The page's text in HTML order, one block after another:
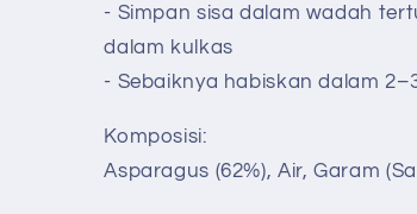
- Simpan sisa dalam wadah
dalam kulkas
- Sebaiknya habiskan dalam
Komposisi:
Asparagus (62%), Air, Garam